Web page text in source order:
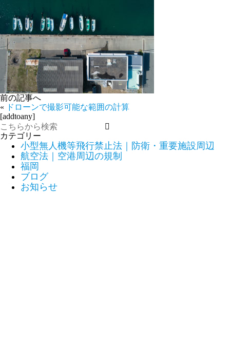
前の記事へ
« ドローンで撮影可能な範囲の計算
[addtoany]
カテゴリー
小型無人機等飛行禁止法｜防衛・重要施設周辺
航空法｜空港周辺の規制
福岡
ブログ
お知らせ